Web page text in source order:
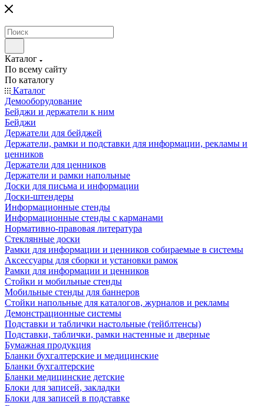
Каталог
По всему сайту
По каталогу
Каталог
Демооборудование
Бейджи и держатели к ним
Бейджи
Держатели для бейджей
Держатели, рамки и подставки для информации, рекламы и
ценников
Держатели для ценников
Держатели и рамки напольные
Доски для письма и информации
Доски-штендеры
Информационные стенды
Информационные стенды с карманами
Нормативно-правовая литература
Стеклянные доски
Рамки для информации и ценников собираемые в системы
Аксессуары для сборки и установки рамок
Рамки для информации и ценников
Стойки и мобильные стенды
Мобильные стенды для баннеров
Стойки напольные для каталогов, журналов и рекламы
Демонстрационные системы
Подставки и таблички настольные (тейблтенсы)
Подставки, таблички, рамки настенные и дверные
Бумажная продукция
Бланки бухгалтерские и медицинские
Бланки бухгалтерские
Бланки медицинские детские
Блоки для записей, закладки
Блоки для записей в подставке